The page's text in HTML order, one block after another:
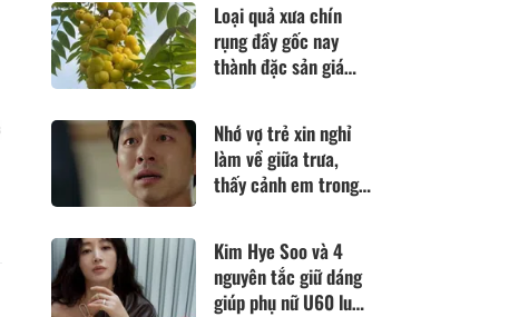
Loại quả xưa chín
rụng đầy gốc nay
thành đặc sản giá
một lần thu hoạch
nhiều năm, tốt cho
sức khỏe
Nhớ vợ trẻ xin nghỉ
làm về giữa trưa,
thấy cảnh em trong
Kim Hye Soo và 4
nguyên tắc giữ dáng
giúp phụ nữ U60 luôn